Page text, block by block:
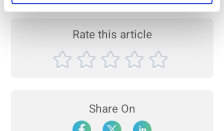
Rate this article
Share On